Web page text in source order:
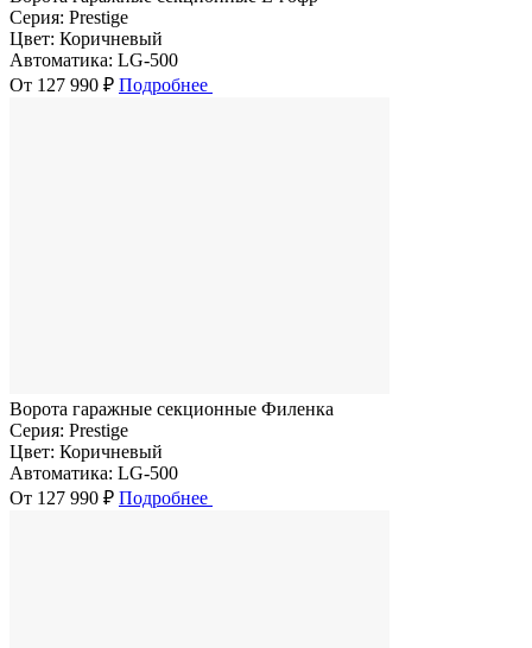
Серия: Prestige
Цвет: Коричневый
Автоматика: LG-500
От 127 990 ₽ Подробнее
Ворота гаражные секционные Филенка
Серия: Prestige
Цвет: Коричневый
Автоматика: LG-500
От 127 990 ₽ Подробнее